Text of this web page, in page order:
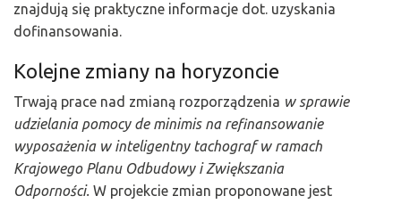
znajdują się praktyczne informacje dot. uzyskania
dofinansowania.
Kolejne zmiany na horyzoncie
Trwają prace nad zmianą rozporządzenia w sprawie
udzielania pomocy de minimis na refinansowanie
wyposażenia w inteligentny tachograf w ramach
Krajowego Planu Odbudowy i Zwiększania
Odporności. W projekcie zmian proponowane jest